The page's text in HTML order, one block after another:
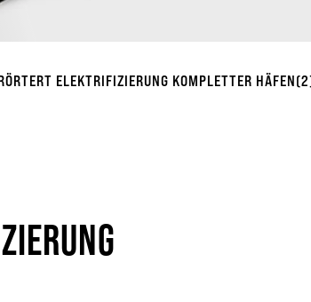
ELEKTRIFIZIERUNG KOMPLETTER